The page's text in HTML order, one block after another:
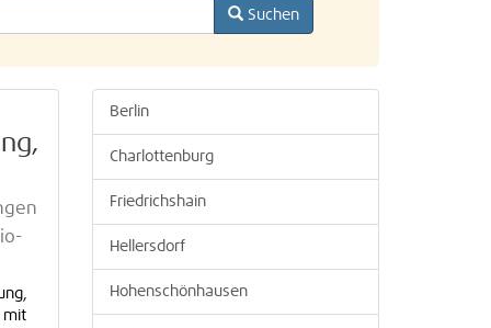
Suchen
mit
Berlin
Charlottenburg
Friedrichshain
Hellersdorf
Hohenschönhausen